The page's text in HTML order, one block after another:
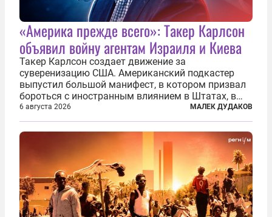
«Америка прежде всего»: Такер Карлсон
объявил войну агентам Израиля и Киева
Такер Карлсон создает движение за
суверенизацию США. Американский подкастер
выпустил большой манифест, в котором призвал
бороться с иностранным влиянием в Штатах, в
первую очередь имея в виду Израиль. А также
прекратить заморские войны, выплатить
репарации Ирану, остановить прием мигрантов...
6 августа 2026 МАЛЕК ДУДАКОВ